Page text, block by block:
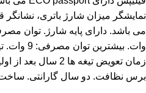
نمایشگر میزان شارژ باتری،
زمان تعویض تیغه ها
برس نظافت. دو سال گارانتی.